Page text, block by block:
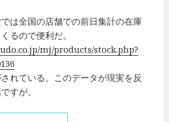
は全国の店舗での前日集計の在庫
るので便利だ。
mj/products/stock.php?
れている。このデータが現実を反
すが。